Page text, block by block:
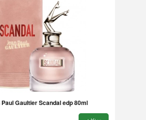
Paul Gaultier Scandal edp 80ml